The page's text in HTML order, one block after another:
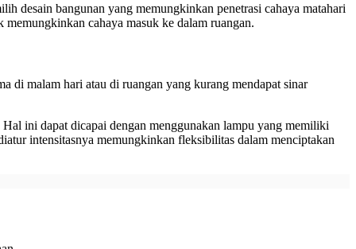
desain bangunan yang memungkinkan penetrasi cahaya matahari
cahaya masuk ke dalam ruangan.
di malam hari atau di ruangan yang kurang mendapat sinar
ini dapat dicapai dengan menggunakan lampu yang memiliki
intensitasnya memungkinkan fleksibilitas dalam menciptakan